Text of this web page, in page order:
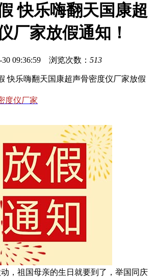
快乐嗨翻天国康超
厂家放假通知！
30 09:36:59 浏览次数： 513
快乐嗨翻天国康超声骨密度仪厂家放假
度仪厂家
，祖国母亲的生日就要到了，举国同庆